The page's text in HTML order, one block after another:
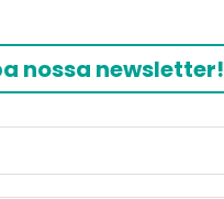
nossa newsletter!